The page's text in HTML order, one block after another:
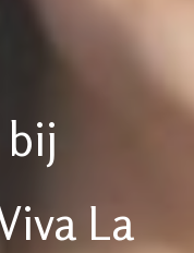
bij
La